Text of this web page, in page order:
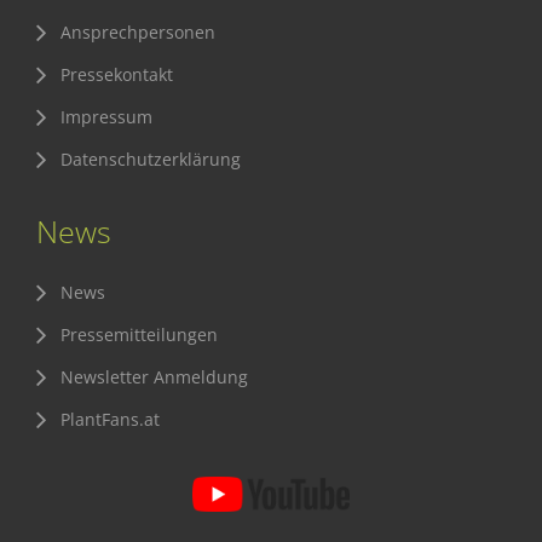
Ansprechpersonen
Pressekontakt
Impressum
Datenschutzerklärung
News
News
Pressemitteilungen
Newsletter Anmeldung
PlantFans.at